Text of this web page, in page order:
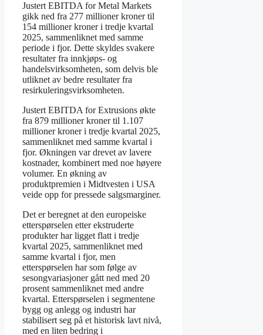
Justert EBITDA for Metal Markets
gikk ned fra 277 millioner kroner til
154 millioner kroner i tredje kvartal
2025, sammenliknet med samme
periode i fjor. Dette skyldes svakere
resultater fra innkjøps- og
handelsvirksomheten, som delvis ble
utliknet av bedre resultater fra
resirkuleringsvirksomheten.
Justert EBITDA for Extrusions økte
fra 879 millioner kroner til 1.107
millioner kroner i tredje kvartal 2025,
sammenliknet med samme kvartal i
fjor. Økningen var drevet av lavere
kostnader, kombinert med noe høyere
volumer. En økning av
produktpremien i Midtvesten i USA
veide opp for pressede salgsmarginer.
Det er beregnet at den europeiske
etterspørselen etter ekstruderte
produkter har ligget flatt i tredje
kvartal 2025, sammenliknet med
samme kvartal i fjor, men
etterspørselen har som følge av
sesongvariasjoner gått ned med 20
prosent sammenliknet med andre
kvartal. Etterspørselen i segmentene
bygg og anlegg og industri har
stabilisert seg på et historisk lavt nivå,
med en liten bedring i